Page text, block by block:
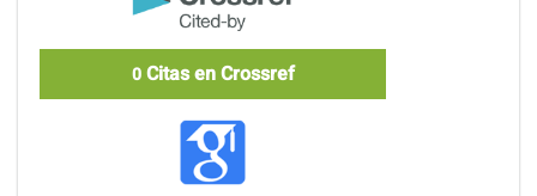
0Citas en Crossref